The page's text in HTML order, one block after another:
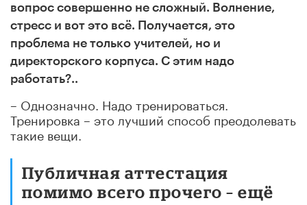
вопрос совершенно не сложный. Волнение,
стресс и вот это всё. Получается, это
проблема не только учителей, но и
директорского корпуса. С этим надо
работать?..
– Однозначно. Надо тренироваться.
Тренировка – это лучший способ преодолевать
такие вещи.
Публичная аттестация
помимо всего прочего – ещё